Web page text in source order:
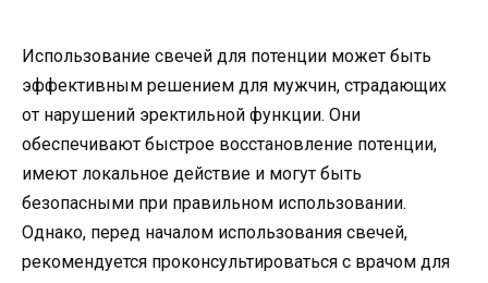
Использование свечей для потенции может быть
эффективным решением для мужчин, страдающих
от нарушений эректильной функции. Они
обеспечивают быстрое восстановление потенции,
имеют локальное действие и могут быть
безопасными при правильном использовании.
Однако, перед началом использования свечей,
рекомендуется проконсультироваться с врачом для